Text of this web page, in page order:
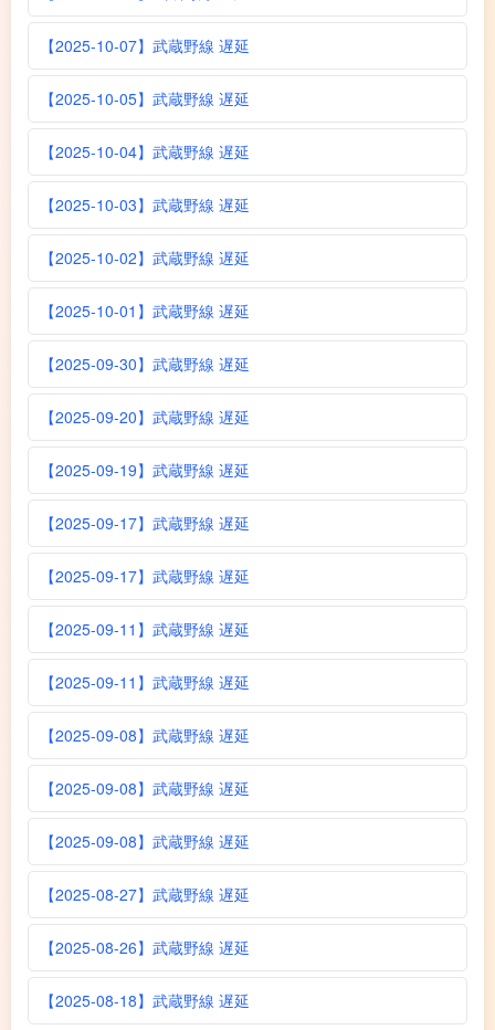
【2025-10-07】武蔵野線 遅延
【2025-10-05】武蔵野線 遅延
【2025-10-04】武蔵野線 遅延
【2025-10-03】武蔵野線 遅延
【2025-10-02】武蔵野線 遅延
【2025-10-01】武蔵野線 遅延
【2025-09-30】武蔵野線 遅延
【2025-09-20】武蔵野線 遅延
【2025-09-19】武蔵野線 遅延
【2025-09-17】武蔵野線 遅延
【2025-09-17】武蔵野線 遅延
【2025-09-11】武蔵野線 遅延
【2025-09-11】武蔵野線 遅延
【2025-09-08】武蔵野線 遅延
【2025-09-08】武蔵野線 遅延
【2025-09-08】武蔵野線 遅延
【2025-08-27】武蔵野線 遅延
【2025-08-26】武蔵野線 遅延
【2025-08-18】武蔵野線 遅延